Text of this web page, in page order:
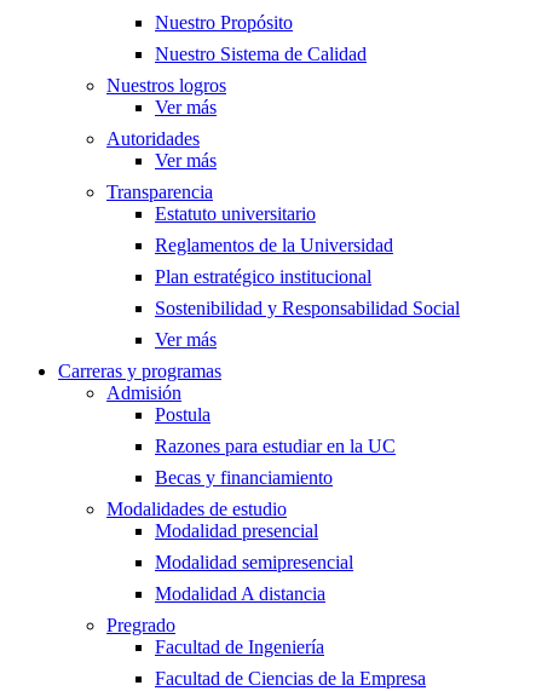
Nuestro Propósito
Nuestro Sistema de Calidad
Nuestros logros
Ver más
Autoridades
Ver más
Transparencia
Estatuto universitario
Reglamentos de la Universidad
Plan estratégico institucional
Sostenibilidad y Responsabilidad Social
Ver más
Carreras y programas
Admisión
Postula
Razones para estudiar en la UC
Becas y financiamiento
Modalidades de estudio
Modalidad presencial
Modalidad semipresencial
Modalidad A distancia
Pregrado
Facultad de Ingeniería
Facultad de Ciencias de la Empresa